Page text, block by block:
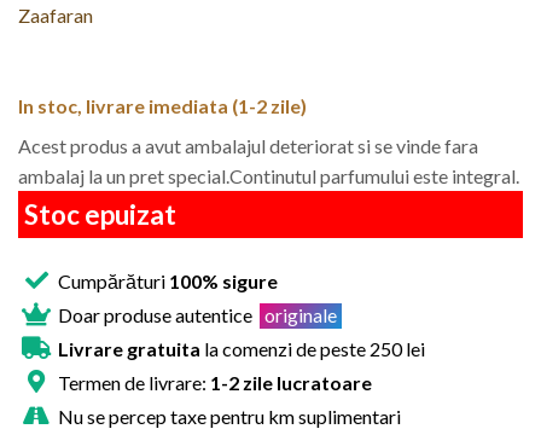
In stoc, livrare imediata (1-2 zile)
Acest produs a avut ambalajul deteriorat si se vinde fara
ambalaj la un pret special.Continutul parfumului este integral.
Stoc epuizat
Cumpărături 100% sigure
Doar produse autentice originale
Livrare gratuita la comenzi de peste 250 lei
Termen de livrare: 1-2 zile lucratoare
Nu se percep taxe pentru km suplimentari